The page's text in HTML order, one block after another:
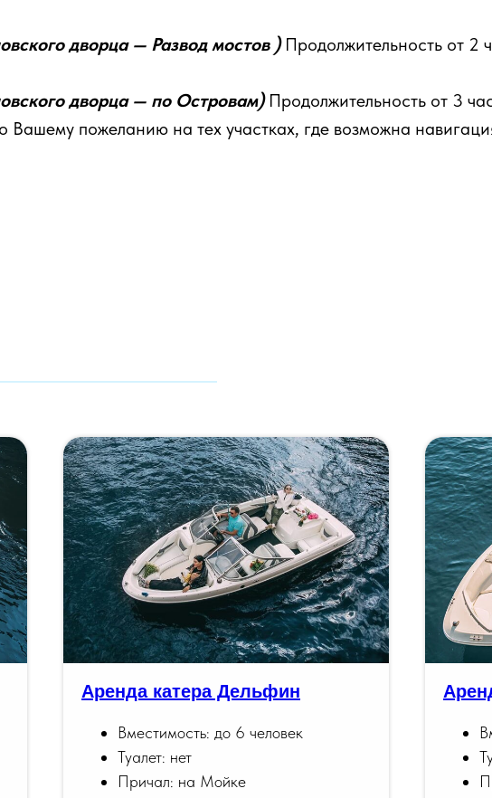
дворца — Развод мостов ) Продолжительность от 2
дворца — по Островам)Продолжительность от 3
пожеланию на тех участках, где возможна
Аренда катера Дельфин
Вместимость: до 6 человек
Туалет: нет
Причал: на Мойке